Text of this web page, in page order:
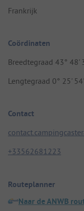
Frankrijk
Coördinaten
Breedtegraad 43° 48'
Lengtegraad 0° 25'
Contact
+33562681223
Routeplanner
Naar de ANWB